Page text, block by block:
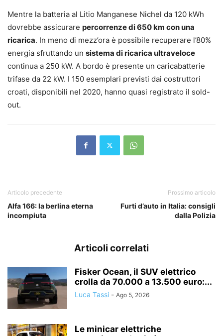
Mentre la batteria al Litio Manganese Nichel da 120 kWh
dovrebbe assicurare percorrenze di 650 km con una
ricarica. In meno di mezz’ora è possibile recuperare l’80%
energia sfruttando un sistema di ricarica ultraveloce
continua a 250 kW. A bordo è presente un caricabatterie
trifase da 22 kW. I 150 esemplari previsti dai costruttori
croati, disponibili nel 2020, hanno quasi registrato il sold-
out.
Articolo precedente
Alfa 166: la berlina eterna
incompiuta
Prossimo articolo
Furti d’auto in Italia: consigli
dalla Polizia
Articoli correlati
Fisker Ocean, il SUV elettrico
crolla da 70.000 a 13.500 euro:...
Luca Tassi - Ago 5, 2026
Le minicar elettriche